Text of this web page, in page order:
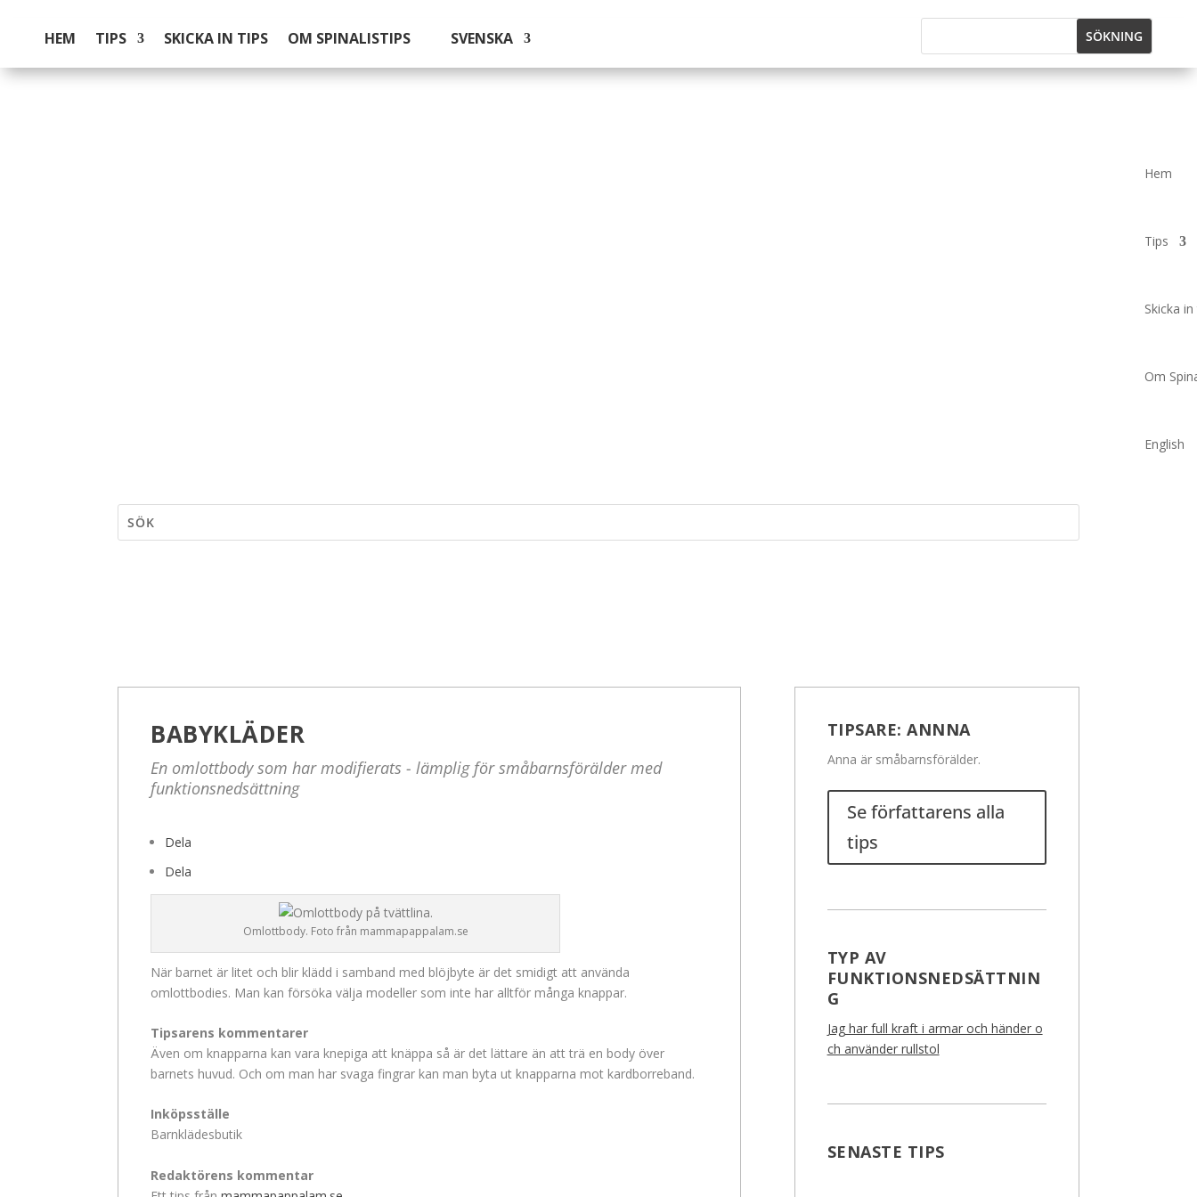
HEM TIPS SKICKA IN TIPS OM SPINALISTIPS SVENSKA
Hem
Tips
Skicka
Om
English
BABYKLÄDER
En omlottbody som har modifierats - lämplig för småbarnsförälder med
funktionsnedsättning
Dela
Dela
Omlottbody. Foto från mammapappalam.se
När barnet är litet och blir klädd i samband med blöjbyte är det smidigt att använda
omlottbodies. Man kan försöka välja modeller som inte har alltför många knappar.
Tipsarens kommentarer
Även om knapparna kan vara knepiga att knäppa så är det lättare än att trä en body över
barnets huvud. Och om man har svaga fingrar kan man byta ut knapparna mot kardborreband.
Inköpsställe
Barnklädesbutik
Redaktörens kommentar
TIPSARE:ANNNA
Anna är småbarnsförälder.
Se författarens alla
tips
TYP AV
FUNKTIONSNEDSÄTTNIN
G
Jag har full kraft i armar och händer o
ch använder rullstol
SENASTE TIPS